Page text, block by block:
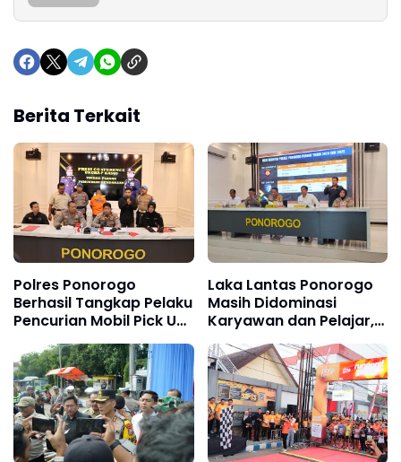
Berita Terkait
Polres Ponorogo
Berhasil Tangkap Pelaku
Pencurian Mobil Pick Up
Milik Pondok Gontor
Laka Lantas Ponorogo
Masih Didominasi
Karyawan dan Pelajar,
Polres Dorong
Transportasi Pelajar
Terpadu